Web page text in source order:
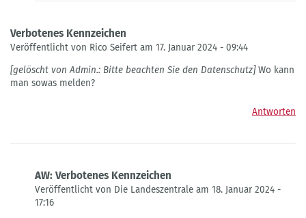
Verbotenes Kennzeichen
Veröffentlicht von Rico Seifert am 17. Januar 2024 - 09:44
[gelöscht von Admin.: Bitte beachten Sie den Datenschutz]Wo kann
man sowas melden?
Antworten
AW: Verbotenes Kennzeichen
Veröffentlicht von Die Landeszentrale am 18. Januar 2024 -
17:16